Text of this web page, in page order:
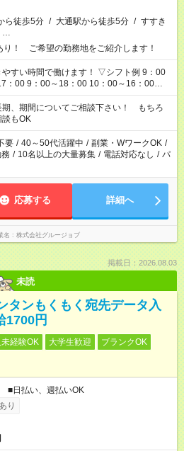
ら徒歩5分 / 大通駅から徒歩5分 / すすき
…
り！ ご希望の勤務地をご紹介します！
間で働けます！ ▽シフト例 9：00
：00 9：00～18：00 10：00～16：00
～21：00 17：00～21：00 ■残業なし
■他シフトについてもお気軽にご相談くだ
期、期間についてご相談下さい！ もちろ
談もOK
要 / 40～50代活躍中 / 副業・WワークOK /
/ 10名以上の大量募集 / 電話対応なし / パ
応募する 詳細へ
名 株式会社グルージョブ
掲載日：2026.08.03
未読
タンもくもく宛先データ入
1700円
経験OK 大学生歓迎
ブランクOK
■日払い、週払いOK
り